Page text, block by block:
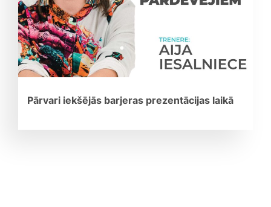
Pārvari iekšējās barjeras prezentācijas laikā